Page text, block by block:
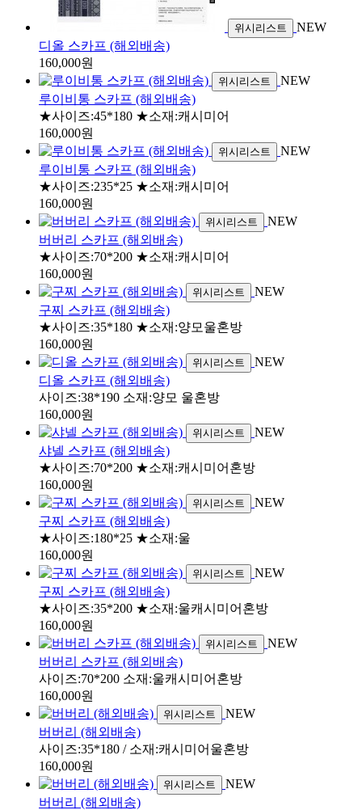
위시리스트
NEW
디올 스카프 (해외배송)
160,000원
위시리스트
NEW
루이비통 스카프 (해외배송)
★사이즈:45*180 ★소재:캐시미어
160,000원
위시리스트
NEW
루이비통 스카프 (해외배송)
★사이즈:235*25 ★소재:캐시미어
160,000원
위시리스트
NEW
버버리 스카프 (해외배송)
★사이즈:70*200 ★소재:캐시미어
160,000원
위시리스트
NEW
구찌 스카프 (해외배송)
★사이즈:35*180 ★소재:양모울혼방
160,000원
위시리스트
NEW
디올 스카프 (해외배송)
사이즈:38*190 소재:양모 울혼방
160,000원
위시리스트
NEW
샤넬 스카프 (해외배송)
★사이즈:70*200 ★소재:캐시미어혼방
160,000원
위시리스트
NEW
구찌 스카프 (해외배송)
★사이즈:180*25 ★소재:울
160,000원
위시리스트
NEW
구찌 스카프 (해외배송)
★사이즈:35*200 ★소재:울캐시미어혼방
160,000원
위시리스트
NEW
버버리 스카프 (해외배송)
사이즈:70*200 소재:울캐시미어혼방
160,000원
위시리스트
NEW
버버리 (해외배송)
사이즈:35*180 / 소재:캐시미어울혼방
160,000원
위시리스트
NEW
버버리 (해외배송)